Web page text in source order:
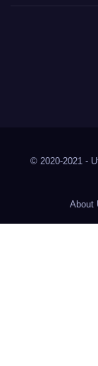
© 2020-2021 -
About